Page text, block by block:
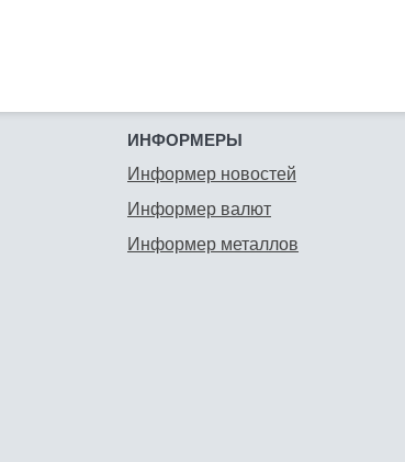
ИНФОРМЕРЫ
Информер новостей
Информер валют
Информер металлов